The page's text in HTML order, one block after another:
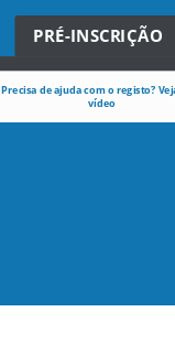
PRÉ-INSCRIÇÃO
Precisa de ajuda com o registo?
vídeo